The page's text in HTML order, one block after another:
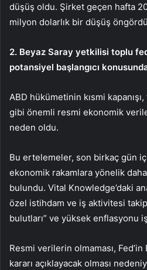
düşüş oldu. Şirket geçen hafta
milyon dolarlık bir düşüş
2. Beyaz Saray yetkilisi toplu
potansiyel başlangıcı
ABD hükümetinin kısmi
gibi önemli resmi ekonomik
neden oldu.
Bu ertelemeler, son birkaç gün
ekonomik rakamlara yönelik
bulundu. Vital Knowledge’daki
özel istihdam ve iş aktivitesi
bulutları” ve yüksek enflasyonu
Resmi verilerin olmaması,
kararı açıklayacak olması